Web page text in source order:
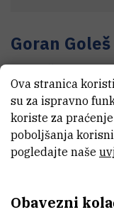
Goran Goleš
Tehnički
E-MAIL
Goran.Goles@irb.hr
Ova stranica
su za ispravno
koriste za
poboljšanja
pogledajte naše
Obavezni